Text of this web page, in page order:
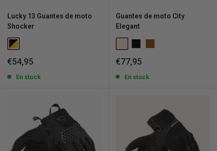
Lucky 13 Guantes de moto
Shocker
Precio
venta
€54,95
En stock
Guantes de moto City
Elegant
Precio
venta
€77,95
En stock